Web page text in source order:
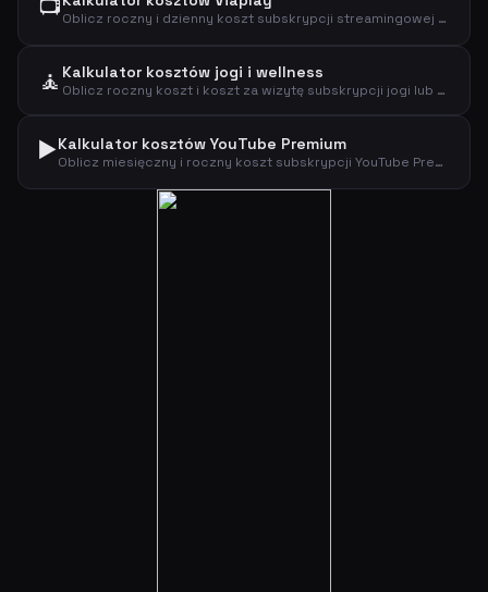
Oblicz roczny i dzienny koszt subskrypcji streamingowej Viaplay.
🧘 Kalkulator kosztów jogi i wellness
Oblicz roczny koszt i koszt za wizytę subskrypcji jogi lub wellness.
▶️Kalkulator kosztów YouTube Premium
Oblicz miesięczny i roczny koszt subskrypcji YouTube Premium według typu planu.